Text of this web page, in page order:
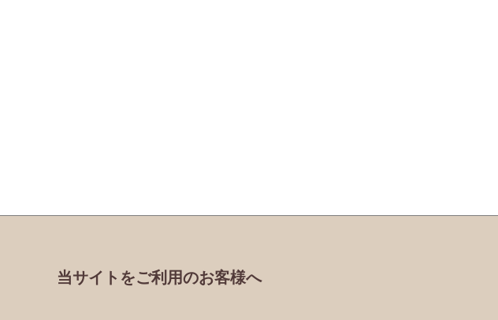
当サイトをご利用のお客様へ